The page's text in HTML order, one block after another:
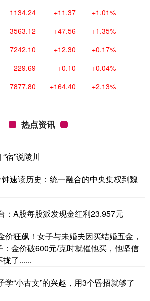
1134.24 +11.37 +1.01%
3563.12 +47.56 +1.35%
7242.10 +12.30 +0.17%
229.69 +0.10 +0.04%
7877.80 +164.40 +2.13%
热点资讯
宿”说陵川
速读历史：统一融合的中央集权到魏
：A股每股派发现金红利23.957元
价狂飙！女子与未婚夫因买结婚五金，
金价破600元/克时就催他买，他坚信
了......
学“小古文”的兴趣，用3个昏招就够了